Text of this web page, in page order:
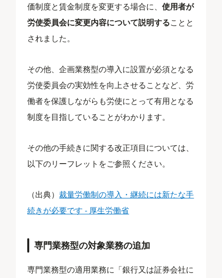
価制度と賃金制度を変更する場合に、使用者が
労使委員会に変更内容について説明することと
されました。
その他、企画業務型の導入に設置が必須となる
労使委員会の実効性を向上させることなど、労
働者を保護しながらも労使にとって有用となる
制度を目指していることがわかります。
その他の手続きに関する改正項目については、
以下のリーフレットをご参照ください。
（出典）裁量労働制の導入・継続には新たな手
続きが必要です - 厚生労働省
専門業務型の対象業務の追加
専門業務型の適用業務に「銀行又は証券会社に